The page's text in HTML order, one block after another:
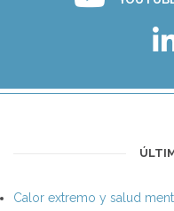
Calor extremo y salud